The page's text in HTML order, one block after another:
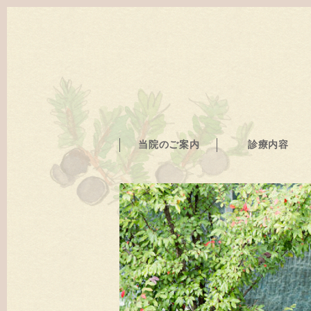
当院のご案内 診療内容